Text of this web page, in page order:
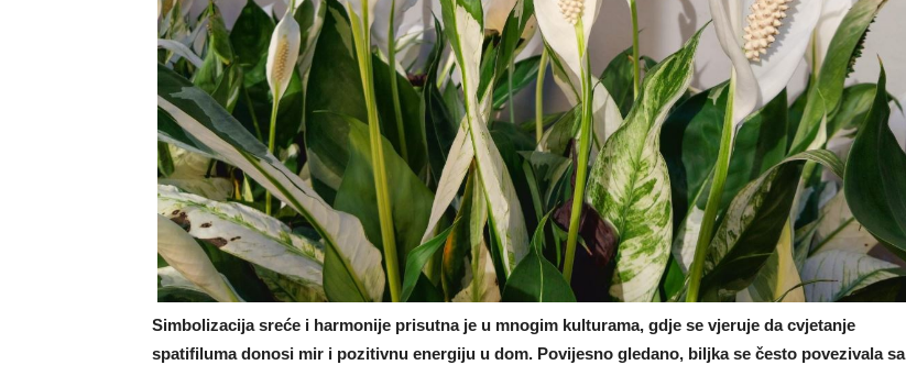
Simbolizacija sreće i harmonije prisutna je u mnogim kulturama, gdje se vjeruje da cvjetanje
spatifiluma donosi mir i pozitivnu energiju u dom. Povijesno gledano, biljka se često povezivala sa